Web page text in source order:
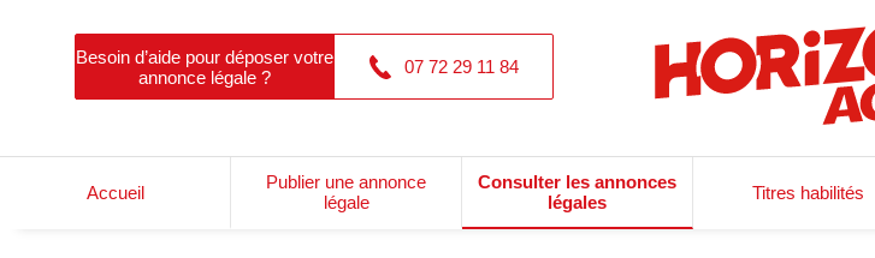
Besoin d’aide pour déposer votre
annonce légale ?
07 72 29 11 84
Accueil
Publier une annonce
légale
Consulter les annonces
légales
Titres habilités